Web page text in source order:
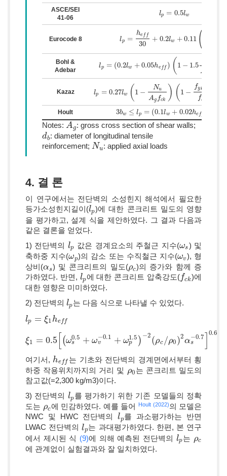
ASCE/SEI
41-06
lp = 0.5lw
lp =0.5lw
Eurocode 8 lp =
he ff
30
+ 0.2lw +0.11 (
lp =he ff30+0.2 w+0.11(dbfyfc k)
Bohl &
Adebar
lp = (0.2lw + 0.05heff ) ( 1 − 1.5
A
lp =(0.2lw+0.05 heff)(1−1.5 N uA gfck)≤0.8
Kazaz lp = 0.27lw ( 1 −
Nu
Ag fck ) ( 1 −
fy ρ
fc
lp =0.27lw(1− N uAg ck)(1−fy ρ h ck)( heffl
Hoult 3bw ≤ lp = (0.1lw + 0.02heff
3bw ≤lp =( 0.1 w+0.02 he ff)≤0.8lw
Notes: Ag
Ag : gross cross section of shear walls;
db
db: diameter of longitudinal tensile
reinforcement; Nu
Nu : applied axial loads
4. 결 론
이 연구에서는 전단벽의 소성힌지 해석에서 필요한
등가소성힌지길이(lp
lp)에 대한 콘크리트 밀도의 영향
을 평가하고, 설계 식을 제안하였다. 그 결과 다음과
같은 결론을 얻었다.
1) 전단벽의 lp
lp 값은 경계요소의 주철근 지수(ωs
ωs) 및
축하중 지수(ωp
ωp)의 감소 또는 수직철근 지수(ωv
ωv), 형
상비(αs
αs) 및 콘크리트의 밀도(ρc
ρc)의 증가와 함께 증
가하였다. 반면, lp
lp 에 대한 콘크리트 압축강도(fck
fck)에
대한 영향은 미미하였다.
2) 전단벽의 lp
lp는 다음 식으로 나타낼 수 있었다.
lp = ξ1heff
lp=ξ1 he ff
ξ1 = 0.5 (ω0.5
s + ω−0.1
v + ω1.5
p ) −2(ρc /ρ0)2α−0.7
s ]0.6
ξ1 =0.5[(ω 0.5+ω v− 0.1 +ω p1.5)−2 (ρ ρ0)2αs−0.7]0.6
여기서, heff
heff 는 기초와 전단벽의 경계면에서부터 횡
하중 작용위치까지의 거리 및 ρ0
ρ0는 콘크리트 밀도의
참고값(=2,300 kg/m3)이다.
3) 전단벽의 lp
lp 를 평가하기 위한 기존 모델들의 정확
도는 ρc
ρc에 민감하였다. 예를 들어 Hoult (2022)의 모델은
NWC 및 HWC 전단벽의lp
lp를 과소평가하는 반면
LWAC 전단벽의lp
lp는 과대평가하였다. 한편, 본 연구
에서 제시된 식 (9)에 의해 예측된 전단벽의 lp
lp는 ρc
ρc
에 관계없이 실험결과와 잘 일치하였다.